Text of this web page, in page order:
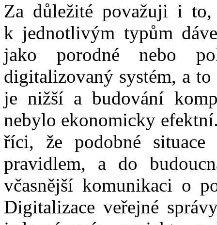
Za důležité považuji i to,
k jednotlivým typům
jako porodné nebo
digitalizovaný systém, a
je nižší a budování
nebylo ekonomicky
říci, že podobné
pravidlem, a do
včasnější komunikaci o
Digitalizace veřejné